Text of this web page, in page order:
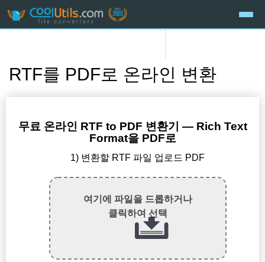
RTF를 PDF로 온라인 변환
무료 온라인 RTF to PDF 변환기 — Rich Text
Format을 PDF로
1) 변환할 RTF 파일 업로드 PDF
여기에 파일을 드롭하거나
클릭하여 선택